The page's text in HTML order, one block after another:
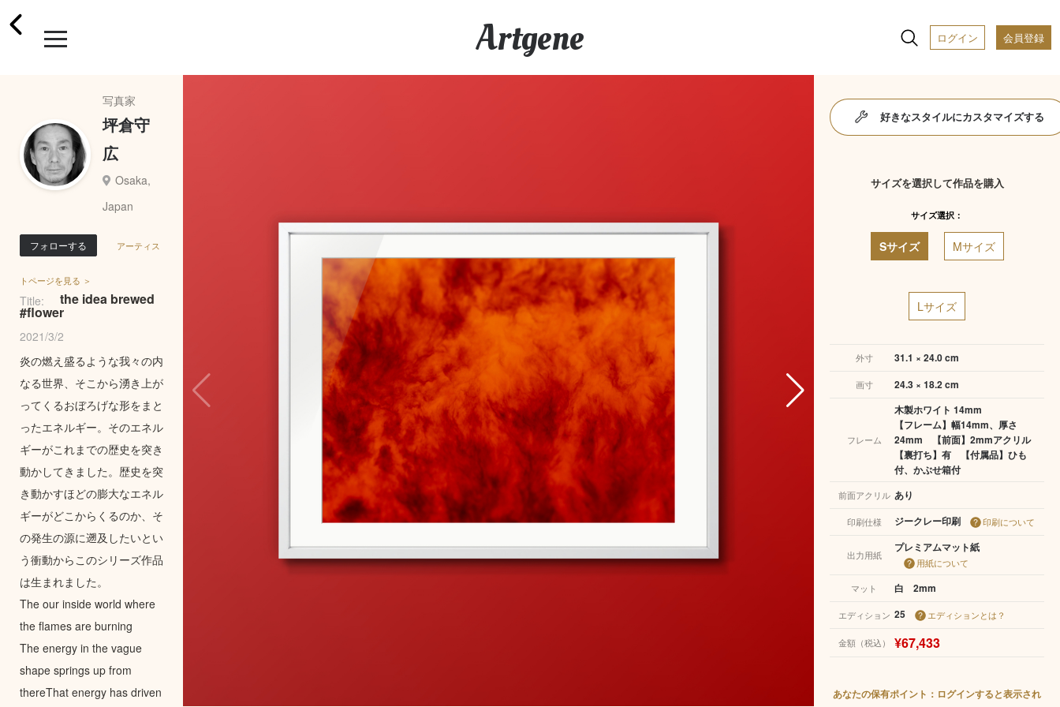
Artgene ログイン 会員登録
写真家
坪倉守
広
Osaka,
Japan
フォローする アーティス
トページを見る ＞
Title: the idea brewed
#flower
2021/3/2
炎の燃え盛るような我々の内
なる世界、そこから湧き上が
ってくるおぼろげな形をまと
ったエネルギー。そのエネル
ギーがこれまでの歴史を突き
動かしてきました。歴史を突
き動かすほどの膨大なエネル
ギーがどこからくるのか、そ
の発生の源に遡及したいとい
う衝動からこのシリーズ作品
は生まれました。
The our inside world where
the flames are burning
The energy in the vague
shape springs up from
thereThat energy has driven
好きなスタイルにカスタマイズする
サイズを選択して作品を購入
サイズ選択：
Sサイズ Mサイズ
Lサイズ
外寸 31.1 × 24.0 cm
画寸 24.3 × 18.2 cm
フレーム
木製ホワイト 14mm
【フレーム】幅14mm、厚さ
24mm 【前面】2mmアクリル
【裏打ち】有 【付属品】ひも
付、かぶせ箱付
前面アクリル あり
印刷仕様 ジークレー印刷 印刷について
出力用紙
プレミアムマット紙
用紙について
マット
白 2mm
エディション 25 エディションとは？
金額（税込） ¥67,433
あなたの保有ポイント：ログインすると表示され